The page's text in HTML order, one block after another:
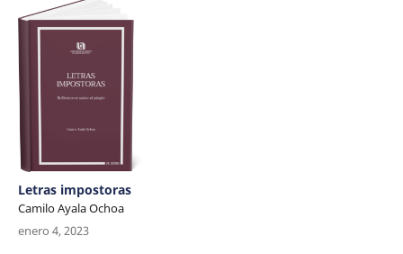
Letras impostoras
Camilo Ayala Ochoa
enero 4, 2023